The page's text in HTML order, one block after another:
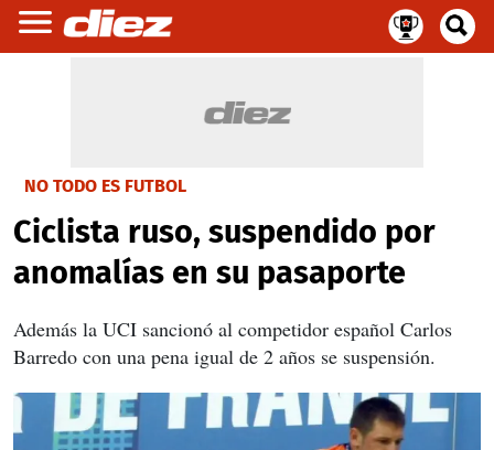
NO TODO ES FUTBOL
Ciclista ruso, suspendido por
anomalías en su pasaporte
Además la UCI sancionó al competidor español Carlos
Barredo con una pena igual de 2 años se suspensión.